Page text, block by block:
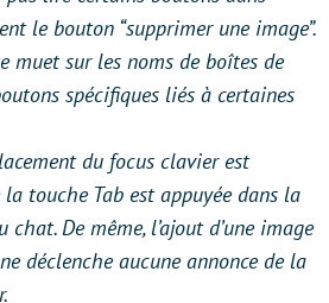
le bouton “supprimer une image”.
muet sur les noms de boîtes de
spécifiques liés à certaines
du focus clavier est
la touche Tab est appuyée dans la
chat. De même, l’ajout d’une image
déclenche aucune annonce de la